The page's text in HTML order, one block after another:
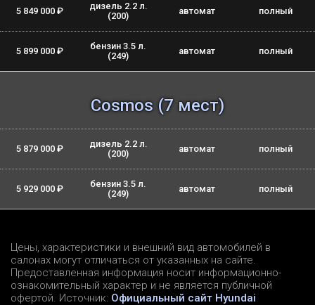
5 849 000 ₽
дизель 2.2 л.
(200)
автомат полный
5 899 000 ₽
бензин 3.5 л.
(249)
автомат полный
Cosmos (7 мест)
5 879 000 ₽
дизель 2.2 л.
(200)
автомат полный
5 929 000 ₽
бензин 3.5 л.
(249)
автомат полный
Цены, характеристики и внешний вид автомобилей в
салонах могут отличаться от указанных на сайте.
Предоставленная информация носит информационно-
ознакомительный характер и не является публичной
офертой. Источник: Официальный сайт Hyundai